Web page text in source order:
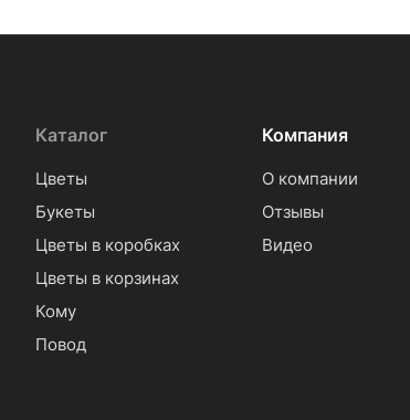
Каталог
Цветы
Букеты
Цветы в коробках
Цветы в корзинах
Кому
Повод
Компания
О компании
Отзывы
Видео